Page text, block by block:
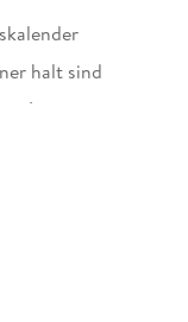
halt sind